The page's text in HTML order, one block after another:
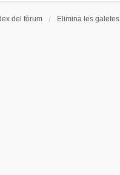
del fòrum Elimina les galetes